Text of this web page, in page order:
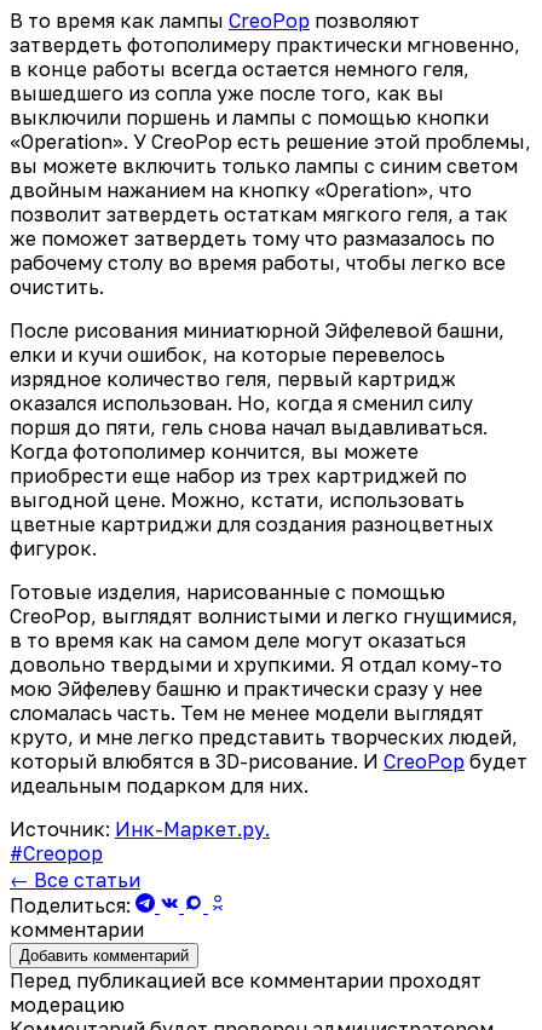
В то время как лампы CreoPop позволяют
затвердеть фотополимеру практически мгновенно,
в конце работы всегда остается немного геля,
вышедшего из сопла уже после того, как вы
выключили поршень и лампы с помощью кнопки
«Operation». У CreoPop есть решение этой проблемы,
вы можете включить только лампы с синим светом
двойным нажанием на кнопку «Operation», что
позволит затвердеть остаткам мягкого геля, а так
же поможет затвердеть тому что размазалось по
рабочему столу во время работы, чтобы легко все
очистить.
После рисования миниатюрной Эйфелевой башни,
елки и кучи ошибок, на которые перевелось
изрядное количество геля, первый картридж
оказался использован. Но, когда я сменил силу
поршя до пяти, гель снова начал выдавливаться.
Когда фотополимер кончится, вы можете
приобрести еще набор из трех картриджей по
выгодной цене. Можно, кстати, использовать
цветные картриджи для создания разноцветных
фигурок.
Готовые изделия, нарисованные с помощью
CreoPop, выглядят волнистыми и легко гнущимися,
в то время как на самом деле могут оказаться
довольно твердыми и хрупкими. Я отдал кому-то
мою Эйфелеву башню и практически сразу у нее
сломалась часть. Тем не менее модели выглядят
круто, и мне легко представить творческих людей,
который влюбятся в 3D-рисование. И CreoPop будет
идеальным подарком для них.
Источник: Инк-Маркет.ру.
#Creopop
← Все статьи
Поделиться:
комментарии
Добавить комментарий
Перед публикацией все комментарии проходят
модерацию